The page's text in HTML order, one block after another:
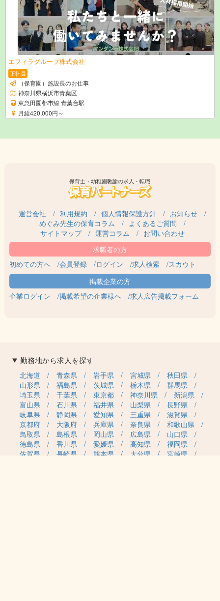
エフィラグループ株式会社
正社員
（保育園）施設長のお仕事
神奈川県横浜市青葉区
東急田園都市線 青葉台駅
月給420,000円～
保育士・幼稚園教諭の求人・転職
運営会社 利用規約 個人情報保護方針
お知らせ
めぐみ先生の保育コラム
よくあるご質問
サイトマップ
運営コラム お問い合わせ
初めての方へ 会員登録 ログイン 求人検索 スカウト
企業ログイン 掲載希望の企業様へ 求人広告掲載フォーム
勤務地から求人を探す
北海道 青森県 岩手県 宮城県
秋田県
山形県
福島県 茨城県 栃木県
群馬県
埼玉県
千葉県 東京都 神奈川県
新潟県
富山県
石川県 福井県 山梨県
長野県
岐阜県
静岡県 愛知県 三重県
滋賀県
京都府
大阪府 兵庫県 奈良県
和歌山県
鳥取県
島根県 岡山県 広島県
山口県
徳島県
香川県 愛媛県 高知県
福岡県
佐賀県
長崎県 熊本県 大分県
宮崎県